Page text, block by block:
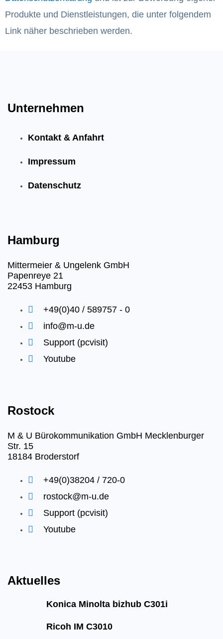
Produkte und Dienstleistungen, die unter folgendem
Link näher beschrieben werden.
Unternehmen
Kontakt & Anfahrt
Impressum
Datenschutz
Hamburg
Mittermeier & Ungelenk GmbH
Papenreye 21
22453 Hamburg
+49(0)40 / 589757 - 0
info@m-u.de
Support (pcvisit)
Youtube
Rostock
M & U Bürokommunikation GmbH Mecklenburger
Str. 15
18184 Broderstorf
+49(0)38204 / 720-0
rostock@m-u.de
Support (pcvisit)
Youtube
Aktuelles
Konica Minolta bizhub C301i
Ricoh IM C3010